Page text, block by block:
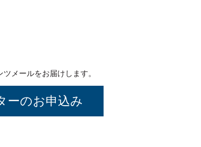
メールをお届けします。
ーのお申込み